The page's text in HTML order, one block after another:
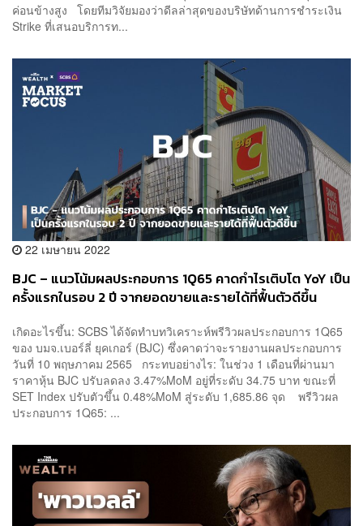
ค่อนข้างสูง โดยทีมวิจัยมองว่าดีลล่าสุดของบริษัทด้านการชำระเงิน
Strike ที่เสนอบริการท...
22 เมษายน 2022
BJC – แนวโน้มผลประกอบการ 1Q65 คาดกำไรเติบโต YoY เป็น
ครั้งแรกในรอบ 2 ปี จากยอดขายและรายได้ที่ฟื้นตัวดีขึ้น
เกิดอะไรขึ้น: SCBS ได้จัดทำบทวิเคราะห์พรีวิวผลประกอบการ 1Q65
ของ บมจ.เบอร์ลี่ ยุคเกอร์ (BJC) ซึ่งคาดว่าจะรายงานผลประกอบการ
วันที่ 10 พฤษภาคม 2565 กระทบอย่างไร: ในช่วง 1 เดือนที่ผ่านมา
ราคาหุ้น BJC ปรับลดลง 3.47%MoM อยู่ที่ระดับ 34.75 บาท ขณะที่
SET Index ปรับตัวขึ้น 0.48%MoM สู่ระดับ 1,685.86 จุด พรีวิวผล
ประกอบการ 1Q65: ...